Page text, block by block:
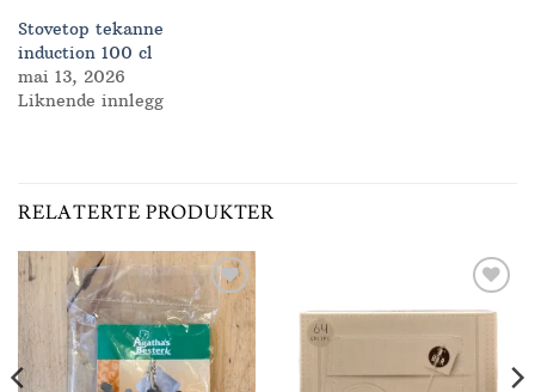
Stovetop tekanne
induction 100 cl
mai 13, 2026
Liknende innlegg
RELATERTE PRODUKTER
Add to
Wishlist
Add to